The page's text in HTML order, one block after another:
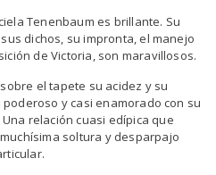
Tenenbaum es brillante. Su
dichos, su impronta, el manejo
de Victoria, son maravillosos.
el tapete su acidez y su
poderoso y casi enamorado con su
Una relación cuasi edípica que
soltura y desparpajo